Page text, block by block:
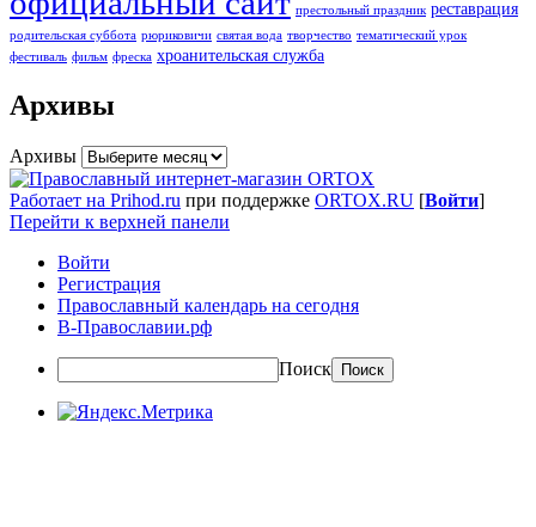
престольный праздник реставрация
родительская суббота рюриковичи святая вода творчество тематический урок
фестиваль фильм фреска хроанительская служба
Архивы
Архивы
Работает на Prihod.ru при поддержке ORTOX.RU [Войти]
Перейти к верхней панели
Войти
Регистрация
Православный календарь на сегодня
В-Православии.рф
Поиск